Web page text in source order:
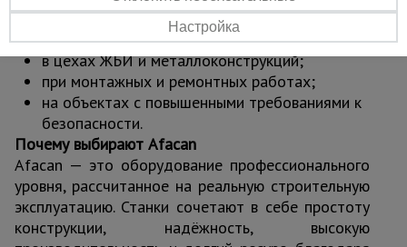
на строительных площадках без доступа к
электросети;
в цехах ЖБИ и металлоконструкций;
при монтажных и ремонтных работах;
на объектах с повышенными требованиями к
безопасности.
Почему выбирают Afacan
Afacan — это оборудование профессионального
уровня, рассчитанное на реальную строительную
эксплуатацию. Станки сочетают в себе простоту
конструкции, надёжность, высокую
Настройка